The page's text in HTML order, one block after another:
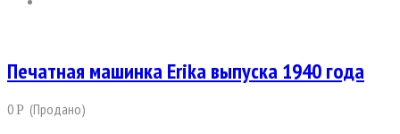
Печатная машинка Erika выпуска 1940 года
0Р (Продано)